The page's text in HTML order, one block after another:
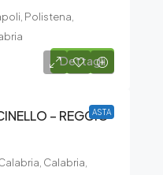
Polistena,
Dettagli
ASTA
– REGGIO
Calabria,